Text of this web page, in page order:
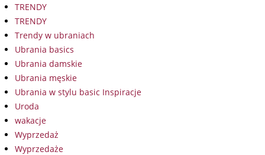
TRENDY
TRENDY
Trendy w ubraniach
Ubrania basics
Ubrania damskie
Ubrania męskie
Ubrania w stylu basic Inspiracje
Uroda
wakacje
Wyprzedaż
Wyprzedaże